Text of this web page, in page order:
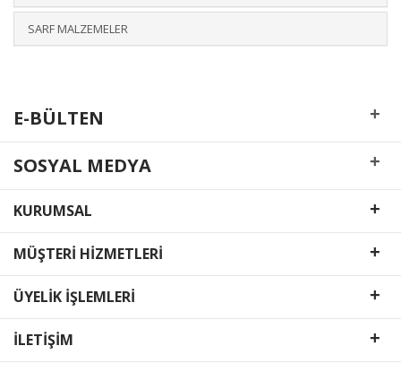
SARF MALZEMELER
E-BÜLTEN +
SOSYAL MEDYA +
KURUMSAL +
MÜŞTERİ HİZMETLERİ +
ÜYELİK İŞLEMLERİ +
İLETİŞİM +